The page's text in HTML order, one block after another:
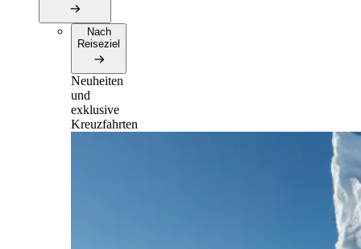
Nach
Reiseziel
Neuheiten
und
exklusive
Kreuzfahrten